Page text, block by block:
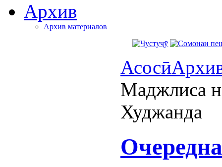
Архив
Архив материалов
Асосӣ
Маджлиса
Худжанда